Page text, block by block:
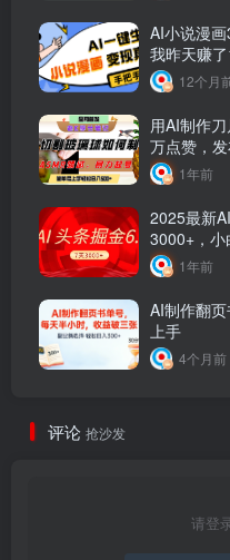
AI小说漫
我昨天赚
12个月
用AI制作
万点赞，
500+1年前
2025最新
3000+，小
1年前
AI制作翻
上手
4个月前
评论 抢沙发
请登